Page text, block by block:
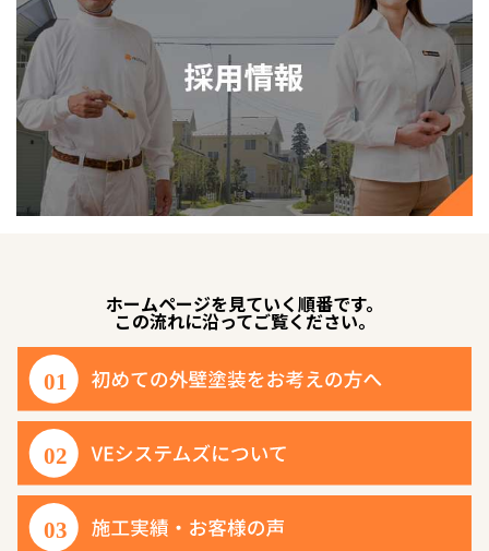
ホームページを見ていく順番です。
この流れに沿ってご覧ください。